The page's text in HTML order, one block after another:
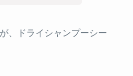
、ドライシャンプーシー